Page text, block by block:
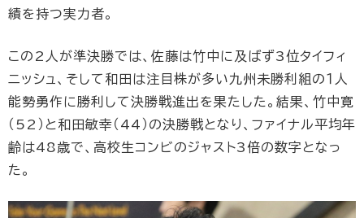
績を持つ実力者。
この2人が準決勝では、佐藤は竹中に及ばず3位タイフィ
ニッシュ、そして和田は注目株が多い九州未勝利組の１人
能勢勇作に勝利して決勝戦進出を果たした。結果、竹中寛
（52）と和田敏幸（44）の決勝戦となり、ファイナル平均年
齢は48歳で、高校生コンビのジャスト3倍の数字となっ
た。